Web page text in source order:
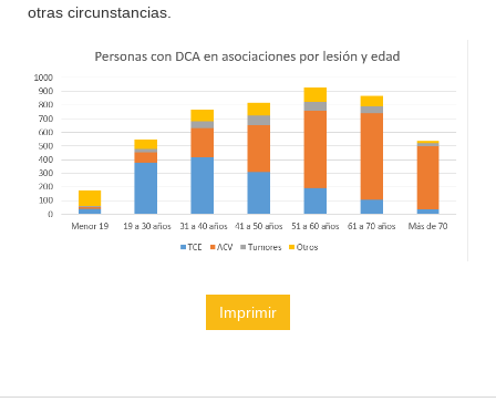
otras circunstancias.
Imprimir